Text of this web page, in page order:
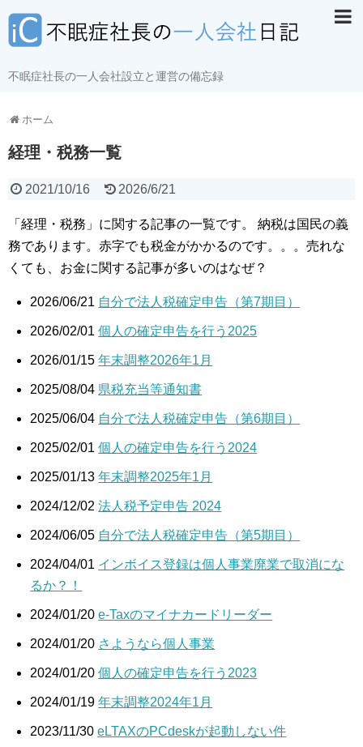
不眠症社長の一人会社設立と運営の備忘録
ホーム
経理・税務一覧
2021/10/16 2026/6/21
「経理・税務」に関する記事の一覧です。 納税は国民の義
務であります。赤字でも税金がかかるのです。。。売れな
くても、お金に関する記事が多いのはなぜ？
2026/06/21 自分で法人税確定申告（第7期目）
2026/02/01個人の確定申告を行う2025
2026/01/15年末調整2026年1月
2025/08/04 県税充当等通知書
2025/06/04 自分で法人税確定申告（第6期目）
2025/02/01個人の確定申告を行う2024
2025/01/13年末調整2025年1月
2024/12/02法人税予定申告 2024
2024/06/05 自分で法人税確定申告（第5期目）
2024/04/01 インボイス登録は個人事業廃業で取消にな
るか？！
2024/01/20e-Taxのマイナカードリーダー
2024/01/20 さようなら個人事業
2024/01/20個人の確定申告を行う2023
2024/01/19年末調整2024年1月
2023/11/30eLTAXのPCdeskが起動しない件